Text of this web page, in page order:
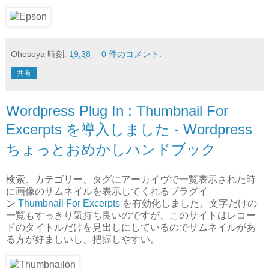
Ohesoya 時刻: 19:38 0 件のコメント:
共有
Wordpress Plug In : Thumbnail For
Excerpts を導入しました - Wordpress
ちょっとおめかしハンドブック
検索、カテゴリー、タグにアーカイヴで一覧表示された時
に画像のサムネイルを表示してくれるプラグイ
ン Thumbnail For Excerpts を有効化しました。文字だけの
一覧もすっきり気持ち良いのですが、このサイトはレコー
ドのタイトルだけを見出しにしているのでサムネイルがあ
る方が好ましいし、把握しやすい。